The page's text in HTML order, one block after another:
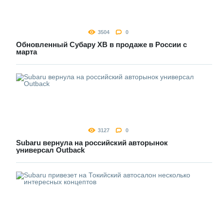
3504 0
Обновленный Субару ХВ в продаже в России с
марта
3127 0
Subaru вернула на российский авторынок
универсал Outback